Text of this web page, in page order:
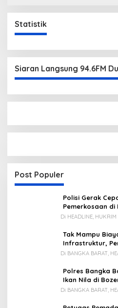
Statistik
Siaran Langsung 94.6FM
Post Populer
Polisi Gerak
Pemerkosaan
Di HEADLINE, HUKRIM
Tak Mampu
Infrastruktur,
Utang Rp65 M
Di BANGKA BARAT,
Polres Bangka
Ikan Nila di
Di BANGKA BARAT,